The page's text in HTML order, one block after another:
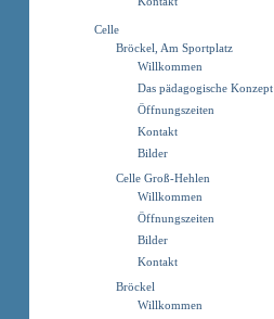
Celle
Bröckel, Am Sportplatz
Willkommen
Das pädagogische Konzept
Öffnungszeiten
Kontakt
Bilder
Celle Groß-Hehlen
Willkommen
Öffnungszeiten
Bilder
Kontakt
Bröckel
Willkommen